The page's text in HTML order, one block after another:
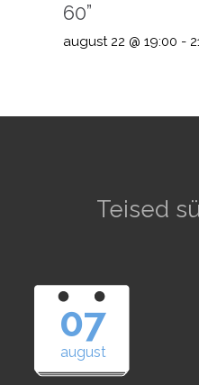
60”
august 22 @ 19:00 -
Teised
07
august